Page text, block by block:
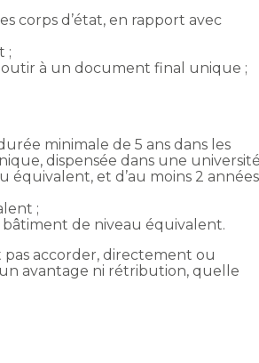
corps d’état, en rapport avec
;
à un document final unique ;
minimale de 5 ans dans les
dispensée dans une université
et d’au moins 2 années
;
de niveau équivalent.
accorder, directement ou
avantage ni rétribution, quelle